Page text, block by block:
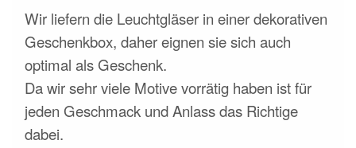
Wir liefern die Leuchtgläser in einer dekorativen
Geschenkbox, daher eignen sie sich auch
optimal als Geschenk.
Da wir sehr viele Motive vorrätig haben ist für
jeden Geschmack und Anlass das Richtige
dabei.